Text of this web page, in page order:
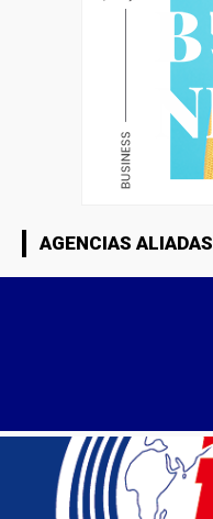
AGENCIAS ALIADAS